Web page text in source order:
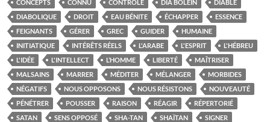
CONCEPTS
CONNU CONTRÔLE DIA BOLEIN
DIABLE
DIABOLIQUE
DROIT EAU BÉNITE ÉCHAPPER
ESSENCE
FEIGNANTS
GÉRER GREC GUIDER
HUMAINE
INITIATIQUE
INTÉRÊTS RÉELS L'ARABE L'ESPRIT
L'HÉBREU
L'IDÉE
L'INTELLECT L’HOMME LIBERTÉ
MAÎTRISER
MALSAINS
MARRER MÉDITER MÉLANGER
MORBIDES
NÉGATIFS
NOUS OPPOSONS NOUS RÉSISTONS
NOUVEAUTÉ
PÉNÉTRER
POUSSER RAISON RÉAGIR
RÉPERTORIÉ
SATAN
SENS OPPOSÉ SHA-TAN SHAÏTAN
SIGNER